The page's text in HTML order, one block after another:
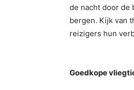
de nacht door de
bergen. Kijk van
reizigers hun
Goedkope